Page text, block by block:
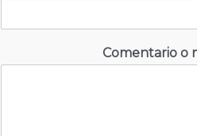
Comentario o